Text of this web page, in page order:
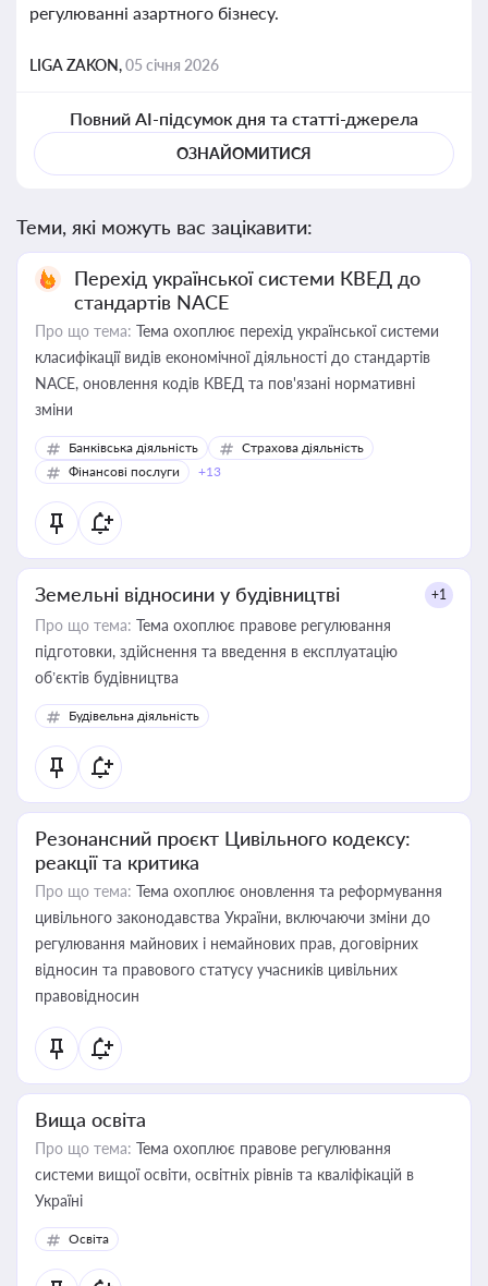
регулюванні азартного бізнесу.
LIGA ZAKON,05 січня 2026
Повний AI-підсумок дня та статті-джерела
ОЗНАЙОМИТИСЯ
Теми, які можуть вас зацікавити:
Перехід української системи КВЕД до
стандартів NACE
Про що тема: Тема охоплює перехід української системи
класифікації видів економічної діяльності до стандартів
NACE, оновлення кодів КВЕД та пов'язані нормативні
зміни
Банківська діяльність
Страхова діяльність
Фінансові послуги
+13
Земельні відносини у будівництві +1
Про що тема: Тема охоплює правове регулювання
підготовки, здійснення та введення в експлуатацію
об’єктів будівництва
Будівельна діяльність
Резонансний проєкт Цивільного кодексу:
реакції та критика
Про що тема: Тема охоплює оновлення та реформування
цивільного законодавства України, включаючи зміни до
регулювання майнових і немайнових прав, договірних
відносин та правового статусу учасників цивільних
правовідносин
Вища освіта
Про що тема: Тема охоплює правове регулювання
системи вищої освіти, освітніх рівнів та кваліфікацій в
Україні
Освіта